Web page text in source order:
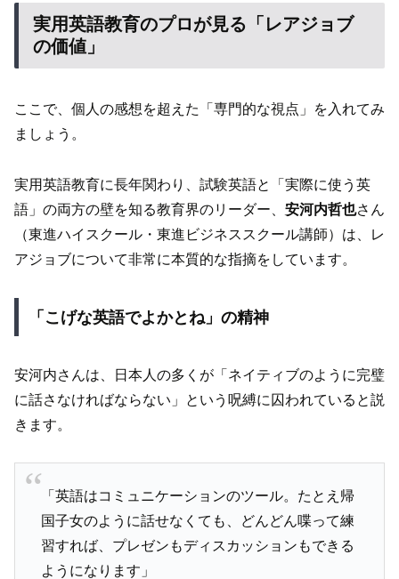
実用英語教育のプロが見る「レアジョブ
の価値」
ここで、個人の感想を超えた「専門的な視点」を入れてみ
ましょう。
実用英語教育に長年関わり、試験英語と「実際に使う英
語」の両方の壁を知る教育界のリーダー、 安河内哲也さん
（東進ハイスクール・東進ビジネススクール講師）は、レ
アジョブについて非常に本質的な指摘をしています。
「こげな英語でよかとね」の精神
安河内さんは、日本人の多くが「ネイティブのように完璧
に話さなければならない」という呪縛に囚われていると説
きます。
「英語はコミュニケーションのツール。たとえ帰
国子女のように話せなくても、どんどん喋って練
習すれば、プレゼンもディスカッションもできる
ようになります」